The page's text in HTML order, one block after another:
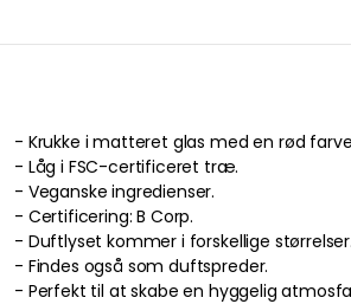
- Krukke imatteret glas med en rød
- Låg i FSC-certificeret træ.
- Veganske ingredienser.
- Certificering: B Corp.
-
Duftlyset kommer i forskellige størrelser.
- Findes også som duftspreder.
- Perfekt til at skabe en hyggelig